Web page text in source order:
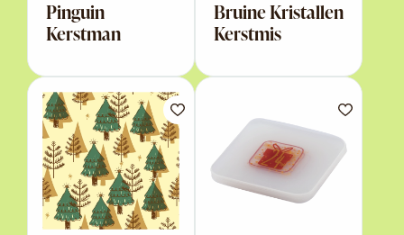
Pinguin
Kerstman
Bruine Kristallen
Kerstmis